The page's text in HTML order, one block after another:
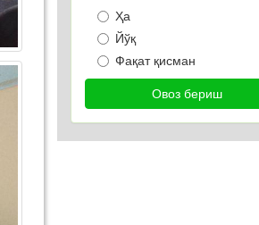
Ҳа
Йўқ
Фақат қисман